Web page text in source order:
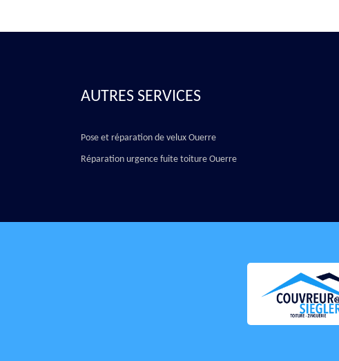
AUTRES SERVICES
Pose et réparation de velux Ouerre
Réparation urgence fuite toiture Ouerre